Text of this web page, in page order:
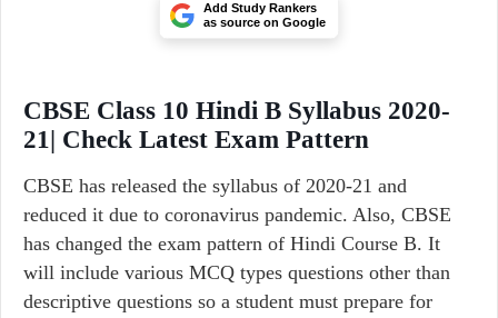
Add Study Rankers
as source on Google
CBSE Class 10 Hindi B Syllabus 2020-
21| Check Latest Exam Pattern
CBSE has released the syllabus of 2020-21 and
reduced it due to coronavirus pandemic. Also, CBSE
has changed the exam pattern of Hindi Course B. It
will include various MCQ types questions other than
descriptive questions so a student must prepare for